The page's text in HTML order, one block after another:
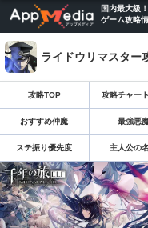
国内最大級！
ゲーム攻略
ライドウリマスター
攻略TOP 攻略チャー
おすすめ仲魔 最強悪
ステ振り優先度 主人公の